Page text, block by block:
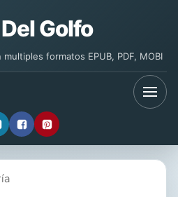
Golfo
formatos EPUB, PDF, MOBI